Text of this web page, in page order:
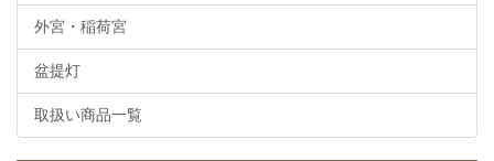
外宮・稲荷宮
盆提灯
取扱い商品一覧